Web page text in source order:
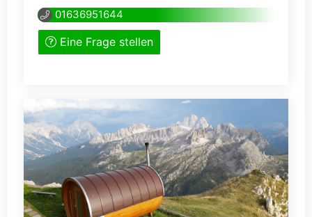
0
von
01636951644
Eine Frage stellen